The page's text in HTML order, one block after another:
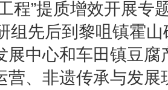
程”提质增效开展专
组先后到黎咀镇霍
展中心和车田镇豆腐
营、非遗传承与发展